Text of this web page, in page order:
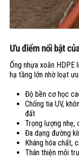
Ưu điểm nổi bật
Ống nhựa xoắn
hạ tầng lớn nhờ loạt
Độ bền cơ học
Chống tia UV,
đất
Trọng lượng nhẹ,
Đa dạng đường
Kháng hóa chất,
Thân thiện môi